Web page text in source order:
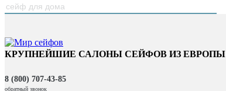
КРУПНЕЙШИЕ САЛОНЫ СЕЙФОВ ИЗ ЕВРОПЫ
8 (800) 707-43-85
обратный звонок